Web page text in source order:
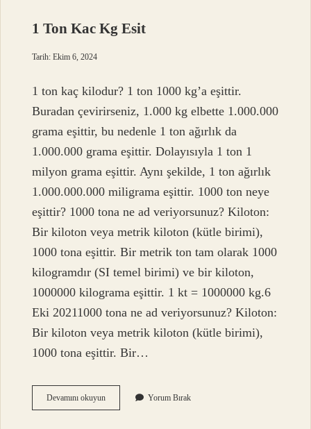
1 Ton Kac Kg Esit
Tarih: Ekim 6, 2024
1 ton kaç kilodur? 1 ton 1000 kg’a eşittir.
Buradan çevirirseniz, 1.000 kg elbette 1.000.000
grama eşittir, bu nedenle 1 ton ağırlık da
1.000.000 grama eşittir. Dolayısıyla 1 ton 1
milyon grama eşittir. Aynı şekilde, 1 ton ağırlık
1.000.000.000 miligrama eşittir. 1000 ton neye
eşittir? 1000 tona ne ad veriyorsunuz? Kiloton:
Bir kiloton veya metrik kiloton (kütle birimi),
1000 tona eşittir. Bir metrik ton tam olarak 1000
kilogramdır (SI temel birimi) ve bir kiloton,
1000000 kilograma eşittir. 1 kt = 1000000 kg.6
Eki 20211000 tona ne ad veriyorsunuz? Kiloton:
Bir kiloton veya metrik kiloton (kütle birimi),
1000 tona eşittir. Bir…
Devamını okuyun1
Ton
Yorum Bırak